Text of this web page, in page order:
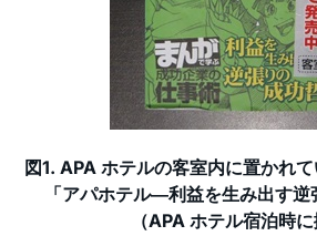
図1. APA ホテルの客室内に置かれ
「アパホテル―利益を生み出す逆
（APA ホテル宿泊時に